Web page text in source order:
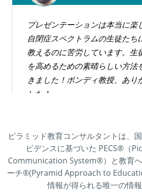
プレゼンテーションは本当に楽
自閉症スペクトラムの生徒たち
教えるのに苦労しています。生
を高めるための素晴らしい方法
きました！ボンディ教授、あり
した！
重要なコミュニケーシ
ンライン・ワークショ
ピラミッド教育コンサルタントは、
ビデンスに基づいた PECS®（
Communication System®）と教育
ーチ®(Pyramid Approach to
情報が得られる唯一の情報